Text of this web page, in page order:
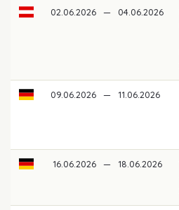
02.06.2026 — 04.06.2026
09.06.2026 — 11.06.2026
16.06.2026 — 18.06.2026